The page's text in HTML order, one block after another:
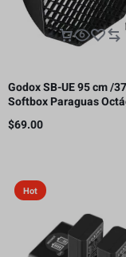
Godox SB-UE 95 cm /
Softbox Paraguas
Bowens Mount, con
panal
$69.00
Hot